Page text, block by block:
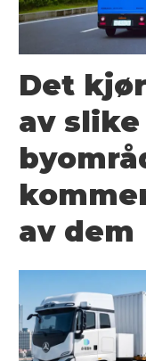
Det
av
av dem